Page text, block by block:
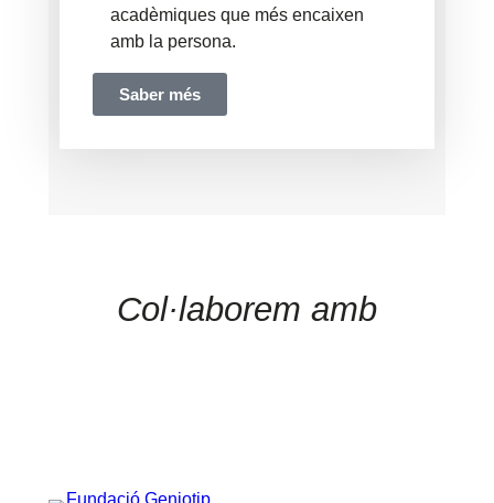
acadèmiques que més encaixen
amb la persona.
Saber més
Col·laborem amb